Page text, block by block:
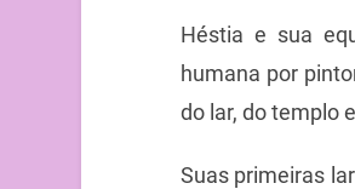
Héstia e sua
humana por
do lar, do templo
Suas primeiras